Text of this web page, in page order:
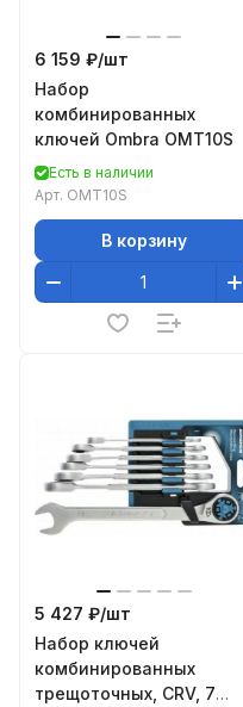
6 159 ₽/шт
Набор
комбинированных
ключей Ombra OMT10S
Есть в наличии
Арт. OMT10S
В корзину
5 427 ₽/шт
Набор ключей
комбинированных
трещоточных, СRV, 7